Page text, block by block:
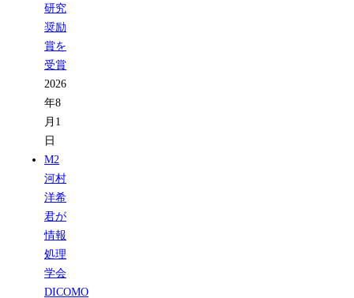
研究
奨励
賞を
受賞
2026
年8
月1
日
M2
河村
洋希
君が
情報
処理
学会
DICOMO